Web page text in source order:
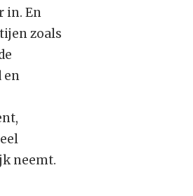
in. En
zoals
en
neemt.